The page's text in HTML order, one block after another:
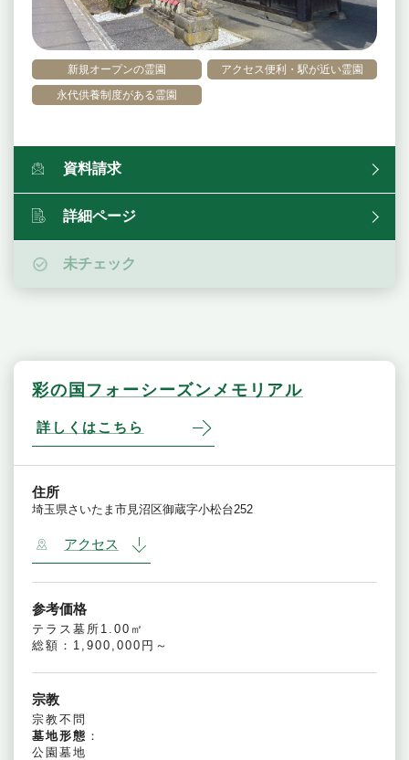
新規オープンの霊園
アクセス便利・駅が近い霊園
永代供養制度がある霊園
資料請求
詳細ページ
未チェック
彩の国フォーシーズンメモリアル
詳しくはこちら
住所
埼玉県さいたま市見沼区御蔵字小松台252
アクセス
参考価格
テラス墓所1.00㎡
総額：1,900,000円～
宗教
宗教不問
墓地形態 ：
公園墓地